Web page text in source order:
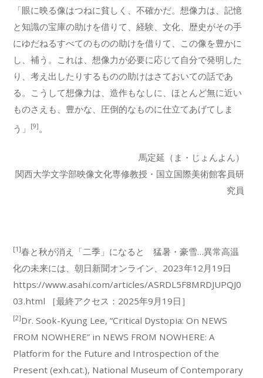
「眼に映る像はつねに貧しく、不確かだ。想像力は、記憶
と知識の宝庫の助けを借りて、経験、文化、歴史がその手
にゆだねるすべてのものの助けを借りて、この像を豊かに
し、補う。これは、想像力が必要に応じて自分で発明した
り、考え出したりするものの助けはさておいての話であ
る。こうして想像力は、造作もなしに、ほとんど無に近い
ものさえも、豊かな、圧倒的なものに仕立てあげてしま
う」
[9]。
馬定延（ま・じょんよん）
関西大学文学部映像文化専修教授・国立国際美術館客員研
究員
[1]春と秋が消え「二季」になると 猛暑・豪雪…異常高温
化の未来には、朝日新聞オンライン、2023年12月19日
https://www.asahi.com/articles/ASRDL5F8MRDJUPQJ0
03.html ［最終アクセス：2025年9月19日］
[2]Dr. Sook-Kyung Lee, “Critical Dystopia: On NEWS
FROM NOWHERE” in NEWS FROM NOWHERE: A
Platform for the Future and Introspection of the
Present (exh.cat.), National Museum of Contemporary